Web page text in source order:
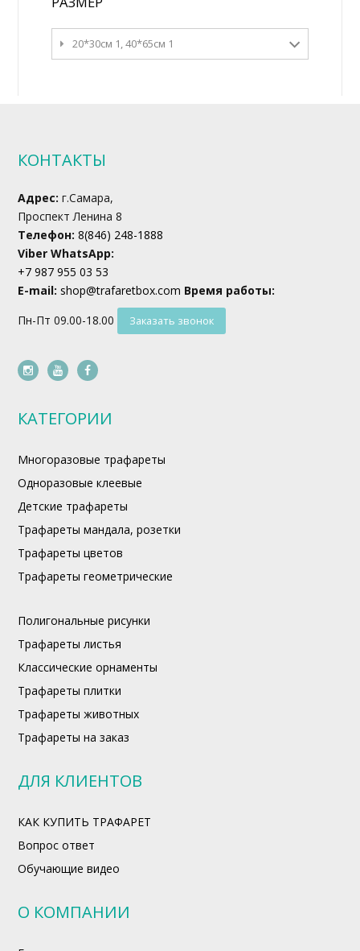
20*30см 1, 40*65см 1
КОНТАКТЫ
Адрес: г.Самара,
Проспект Ленина 8
Телефон: 8(846) 248-1888
Viber WhatsApp:
+7 987 955 03 53
E-mail: shop@trafaretbox.com Время работы:
Пн-Пт 09.00-18.00
Заказать звонок
instagram
youtubefacebook
КАТЕГОРИИ
Многоразовые трафареты
Одноразовые клеевые
Детские трафареты
Трафареты мандала, розетки
Трафареты цветов
Трафареты геометрические
Полигональные рисунки
Трафареты листья
Классические орнаменты
Трафареты плитки
Трафареты животных
Трафареты на заказ
ДЛЯ КЛИЕНТОВ
КАК КУПИТЬ ТРАФАРЕТ
Вопрос ответ
Обучающие видео
О КОМПАНИИ